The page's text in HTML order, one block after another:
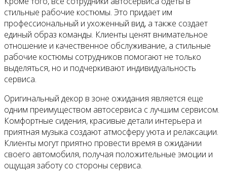
стильные рабочие костюмы. Это придает им
профессиональный и ухоженный вид, а также создает
единый образ команды. Клиенты ценят внимательное
отношение и качественное обслуживание, а стильные
рабочие костюмы сотрудников помогают не только
выделяться, но и подчеркивают индивидуальность
сервиса.
Оригинальный декор в зоне ожидания является еще
одним преимуществом автосервиса с лучшим сервисом.
Комфортные сидения, красивые детали интерьера и
приятная музыка создают атмосферу уюта и релаксации.
Клиенты могут приятно провести время в ожидании
своего автомобиля, получая положительные эмоции и
ощущая заботу со стороны сервиса.